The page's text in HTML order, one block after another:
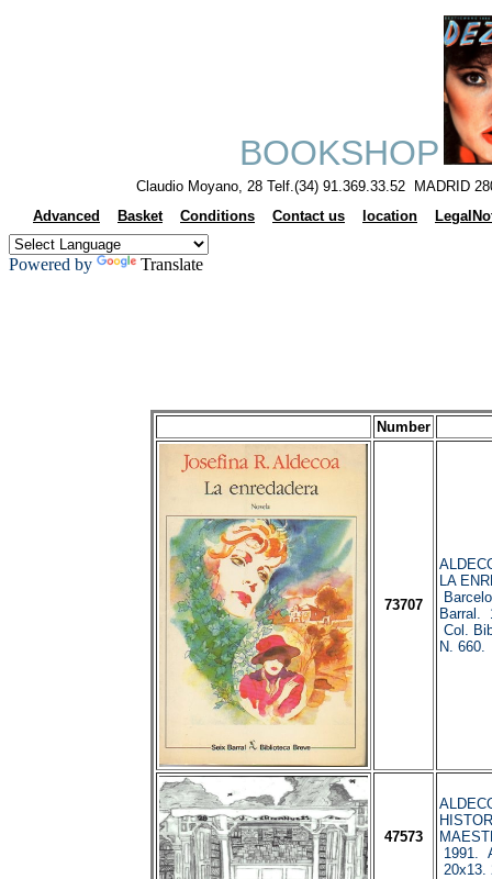
BOOKSHOP
Claudio Moyano, 28 Telf.(34) 91.369.33.52 MADRID
Advanced
Basket Conditions Contact us location
Powered by Translate
Number
73707
LA
Barral.
Col.
N. 660.
47573
1991.